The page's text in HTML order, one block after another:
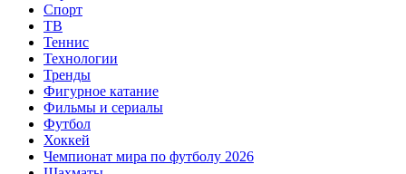
Спорт
ТВ
Теннис
Технологии
Тренды
Фигурное катание
Фильмы и сериалы
Футбол
Хоккей
Чемпионат мира по футболу 2026